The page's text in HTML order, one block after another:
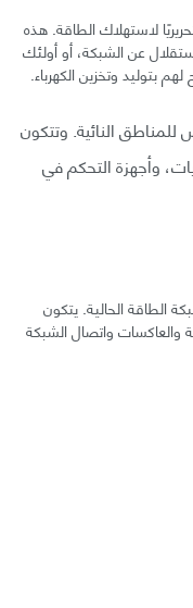
لاستهلاك الطاقة. هذه
عن الشبكة، أو أولئك
بتوليد وتخزين الكهرباء.
النائية. وتتكون
وأجهزة التحكم في
الحالية. يتكون
والعاكسات واتصال الشبكة